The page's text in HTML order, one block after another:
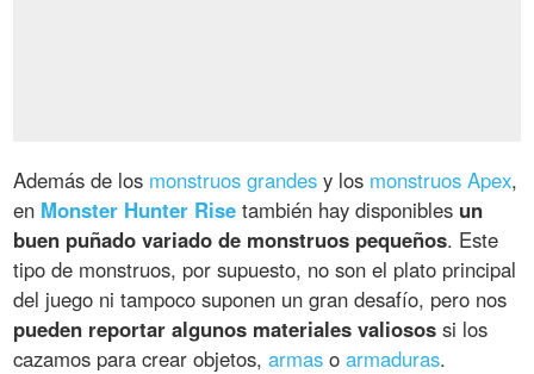
Además de los monstruos grandes y los monstruos Apex,
en Monster Hunter Rise también hay disponibles un
buen puñado variado de monstruos pequeños. Este
tipo de monstruos, por supuesto, no son el plato principal
del juego ni tampoco suponen un gran desafío, pero nos
pueden reportar algunos materiales valiosos si los
cazamos para crear objetos,armas oarmaduras.